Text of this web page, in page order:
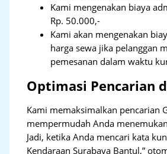
Kami mengenakan biaya
Rp. 50.000,-
Kami akan mengenakan
harga sewa jika pelanggan
pemesanan dalam waktu
Optimasi Pencarian
Kami memaksimalkan pencarian
mempermudah Anda
Jadi, ketika Anda mencari kata
Kendaraan Surabaya Bantul,”